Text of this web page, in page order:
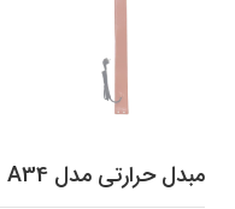
مبدل حرارتی مدل A34